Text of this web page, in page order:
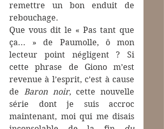
remettre un bon enduit de
rebouchage.
Que vous dit le « Pas tant que
ça... » de Paumolle, ô mon
lecteur point négligent ? Si
cette phrase de Giono m’est
revenue à l’esprit, c’est à cause
de Baron noir, cette nouvelle
série dont je suis accroc
maintenant, moi qui me disais